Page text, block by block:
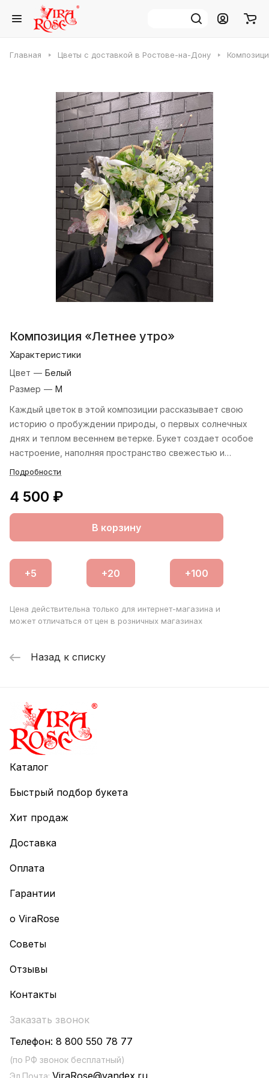
Главная Цветы с доставкой в Ростове-на-Дону
Композиция «Летнее утро»
Характеристики
Цвет — Белый
Размер — M
Каждый цветок в этой композиции рассказывает свою
историю о пробуждении природы, о первых солнечных
днях и теплом весеннем ветерке. Букет создает особое
настроение, наполняя пространство свежестью и
оптимизмом, даря радость и вдохновение.
Подробности
4 500 ₽
В корзину
Цена действительна только для интернет-магазина и
может отличаться от цен в розничных магазинах
Назад к списку
Каталог
Быстрый подбор букета
Хит продаж
Доставка
Оплата
Гарантии
о ViraRose
Советы
Отзывы
Контакты
Заказать звонок
Телефон: 8 800 550 78 77
(по РФ звонок бесплатный)
Эл.Почта: